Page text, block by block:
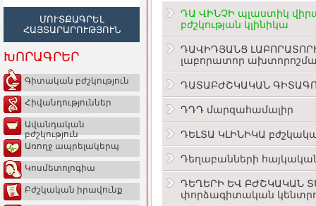
ՄՈՒՏՔԱԳՐԵԼ
ՀԱՅՏԱՐԱՐՈՒԹՅՈՒՆ
ԽՈՐԱԳՐԵՐ
Գիտական բժշկություն
Հիվանդություններ
Ավանդական
բժշկություն
Առողջ ապրելակերպ
Կոսմետոլոգիա
Բժշկական իրավունք
ԴԱ ՎԻՆՉԻ պլաստիկ
բժշկության կլինիկա
ԴԱՎԻԴՅԱՆՑ
լաբորատոր
ԴԱՏԱԲԺՇԿԱԿԱՆ
ԴԴԴ մարզահամալիր
ԴԵԼՏԱ ԿԼԻՆԻԿԱ
Դեղաբանների
ԴԵՂԵՐԻ ԵՎ ԲԺՇԿԱԿԱՆ
փորձագիտական